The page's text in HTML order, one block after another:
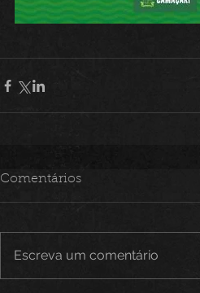
Comentários
Escreva um comentário